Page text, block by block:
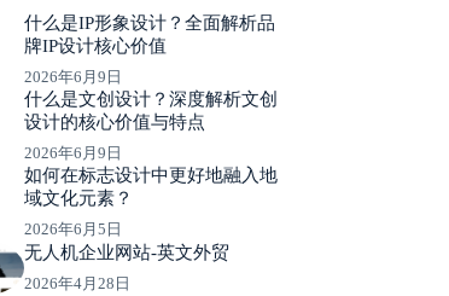
什么是IP形象设计？全面解析品
牌IP设计核心价值
2026年6月9日
什么是文创设计？深度解析文创
设计的核心价值与特点
2026年6月9日
如何在标志设计中更好地融入地
域文化元素？
2026年6月5日
无人机企业网站-英文外贸
2026年4月28日